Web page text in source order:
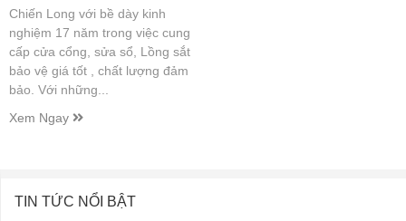
Chiến Long với bề dày kinh
nghiệm 17 năm trong việc cung
cấp cửa cổng, sửa sổ, Lồng sắt
bảo vệ giá tốt , chất lượng đảm
bảo. Với những...
Xem Ngay
TIN TỨC NỔI BẬT